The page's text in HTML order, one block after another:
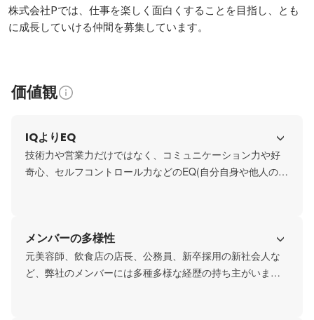
株式会社Pでは、仕事を楽しく面白くすることを目指し、とも
に成長していける仲間を募集しています。
価値観
IQよりEQ
技術力や営業力だけではなく、コミュニケーション力や好
奇心、セルフコントロール力などのEQ(自分自身や他人の感
緒になって物事を前に進めていける高いEQをもった人材の
育成に力を入れています。
メンバーの多様性
元美容師、飲食店の店長、公務員、新卒採用の新社会人な
ど、弊社のメンバーには多種多様な経歴の持ち主がいま